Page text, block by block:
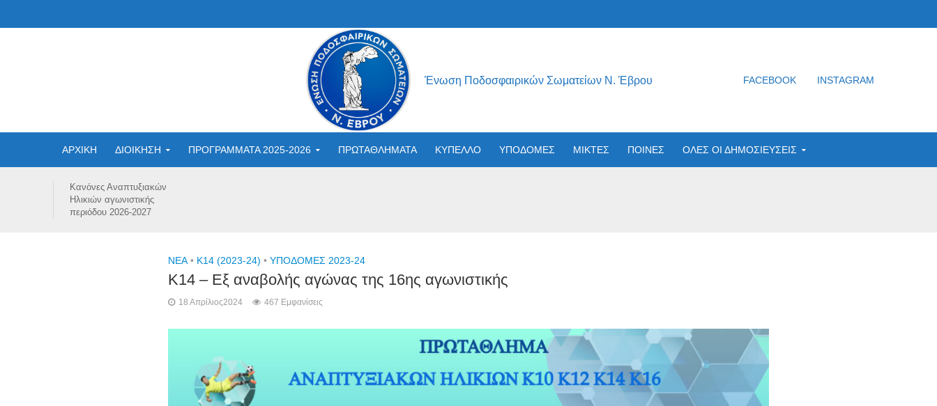
Ένωση Ποδοσφαιρικών Σωματείων Ν. Έβρου FACEBOOK INSTAGRAM
ΑΡΧΙΚΗ ΔΙΟΙΚΗΣΗ ΠΡΟΓΡΑΜΜΑΤΑ 2025-2026 ΠΡΩΤΑΘΛΗΜΑΤΑ ΚΥΠΕΛΛΟ ΥΠΟΔΟΜΕΣ ΜΙΚΤΕΣ ΠΟΙΝΕΣ ΟΛΕΣ ΟΙ ΔΗΜΟΣΙΕΥΣΕΙΣ
Κανόνες Αναπτυξιακών
Ηλικιών αγωνιστικής
περιόδου 2026-2027
NEA • Κ14 (2023-24) • ΥΠΟΔΟΜΕΣ 2023-24
Κ14 – Εξ αναβολής αγώνας της 16ης αγωνιστικής
18 Απρίλιος2024 467 Εμφανίσεις